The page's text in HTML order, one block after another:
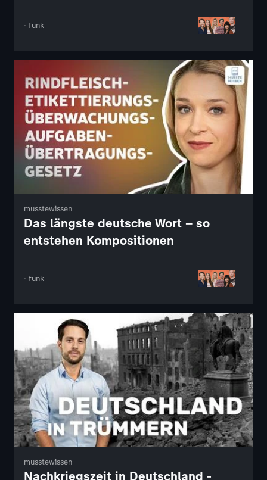
· funk
musstewissen
Das längste deutsche Wort – so
entstehen Kompositionen
· funk
musstewissen
Nachkriegszeit in Deutschland -